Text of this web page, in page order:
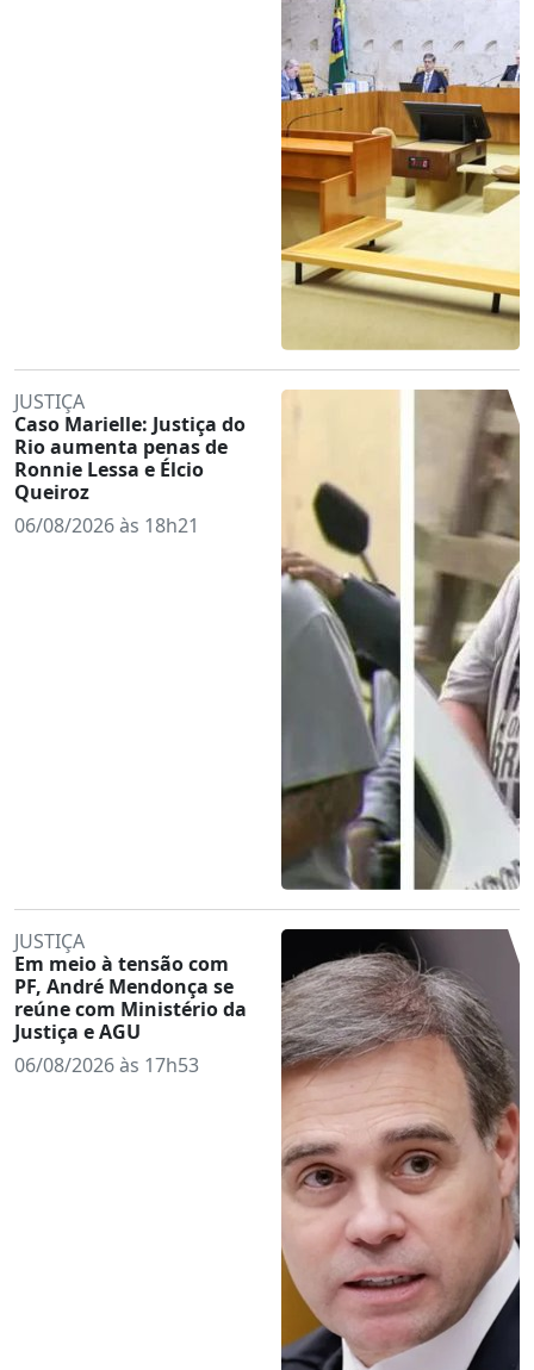
JUSTIÇA
Caso Marielle: Justiça do
Rio aumenta penas de
Ronnie Lessa e Élcio
Queiroz
06/08/2026 às 18h21
JUSTIÇA
Em meio à tensão com
PF, André Mendonça se
reúne com Ministério da
Justiça e AGU
06/08/2026 às 17h53